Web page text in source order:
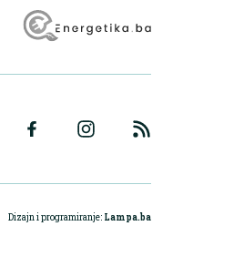
Dizajn i programiranje: Lampa.ba